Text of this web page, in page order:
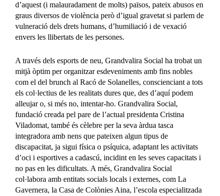
d’aquest (i malauradament de molts) països, pateix abusos en
graus diversos de violència però d’igual gravetat si parlem de
vulneració dels drets humans, d’humiliació i de vexació
envers les llibertats de les persones.
A través dels esports de neu, Grandvalira Social ha trobat un
mitjà òptim per organitzar esdeveniments amb fins nobles
com el del brunch al Racó de Solanelles, conscienciant a tots
els col·lectius de les realitats dures que, des d’aquí podem
alleujar o, si més no, intentar-ho. Grandvalira Social,
fundació creada pel pare de l’actual presidenta Cristina
Viladomat, també és cèlebre per la seva àrdua tasca
integradora amb nens que pateixen algun tipus de
discapacitat, ja sigui física o psíquica, adaptant les activitats
d’oci i esportives a cadascú, incidint en les seves capacitats i
no pas en les dificultats. A més, Grandvalira Social
col·labora amb entitats socials locals i externes, com La
Gavernera, la Casa de Colònies Aina, l’escola especialitzada